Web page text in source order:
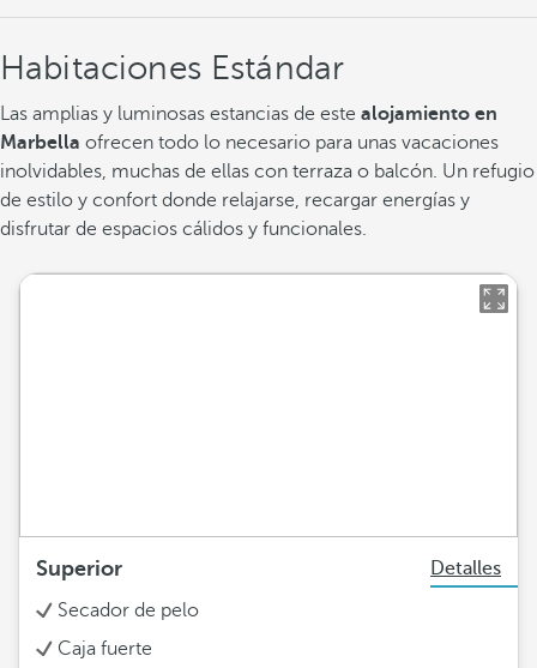
Habitaciones Estándar
Las amplias y luminosas estancias de este alojamiento en
Marbella ofrecen todo lo necesario para unas vacaciones
inolvidables, muchas de ellas con terraza o balcón. Un refugio
de estilo y confort donde relajarse, recargar energías y
disfrutar de espacios cálidos y funcionales.
Superior
Detalles
Secador de pelo
Caja fuerte